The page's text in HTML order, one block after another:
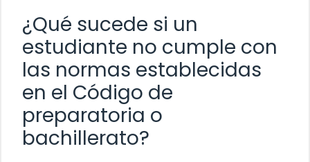
¿Qué sucede si un
estudiante no cumple con
las normas establecidas
en el Código de
preparatoria o
bachillerato?